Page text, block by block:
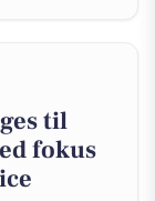
til
fokus